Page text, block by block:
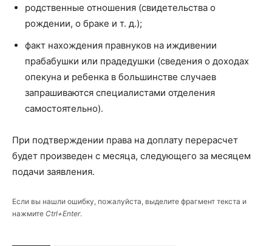
родственные отношения (свидетельства о
рождении, о браке и т. д.);
факт нахождения правнуков на иждивении
прабабушки или прадедушки (сведения о доходах
опекуна и ребенка в большинстве случаев
запрашиваются специалистами отделения
самостоятельно).
При подтверждении права на доплату перерасчет
будет произведен с месяца, следующего за месяцем
подачи заявления.
Если вы нашли ошибку, пожалуйста, выделите фрагмент текста и
нажмите Ctrl+Enter.